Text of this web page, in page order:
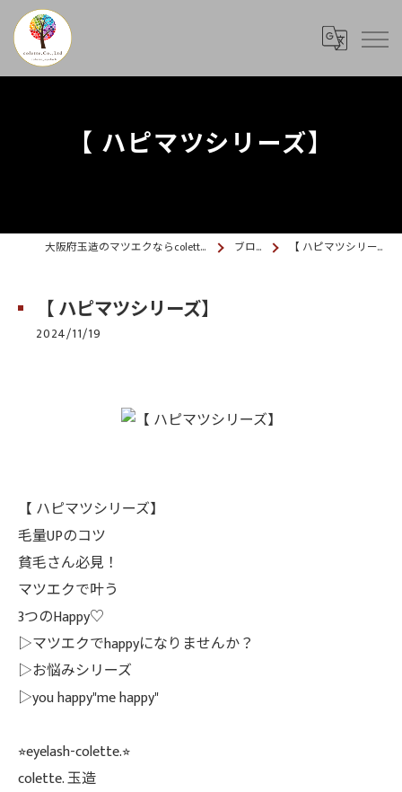
【 ハピマツシリーズ】
大阪府玉造のマツエクならcolette. 玉造 ブログ 【 ハピマツシリーズ】
【 ハピマツシリーズ】
2024/11/19
【 ハピマツシリーズ】
毛量UPのコツ
貧毛さん必見！
マツエクで叶う
3つのHappy♡
▷マツエクでhappyになりませんか？
▷お悩みシリーズ
▷you happy"me happy"
⭐︎eyelash-colette.⭐︎
colette. 玉造